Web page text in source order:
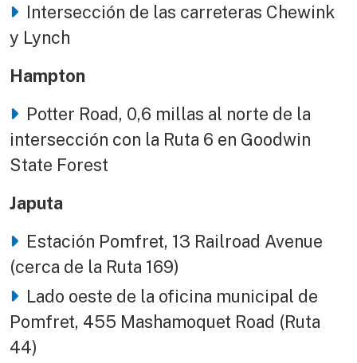
Intersección de las carreteras Chewink
y Lynch
Hampton
Potter Road, 0,6 millas al norte de la
intersección con la Ruta 6 en Goodwin
State Forest
Japuta
Estación Pomfret, 13 Railroad Avenue
(cerca de la Ruta 169)
Lado oeste de la oficina municipal de
Pomfret, 455 Mashamoquet Road (Ruta
44)